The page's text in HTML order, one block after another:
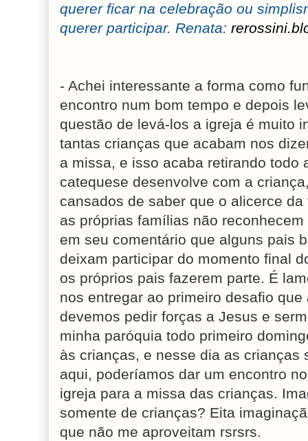
querer ficar na celebração ou
querer participar. Renata:
- Achei interessante a forma como
encontro num bom tempo e depois
questão de levá-los a igreja é muito
tantas crianças que acabam nos
a missa, e isso acaba retirando todo
catequese desenvolve com a
cansados de saber que o alicerce
as próprias famílias não
em seu comentário que alguns pais
deixam participar do momento final
os próprios pais fazerem parte. É
nos entregar ao primeiro desafio
devemos pedir forças a Jesus e
minha paróquia todo primeiro
às crianças, e nesse dia as crianças
aqui, poderíamos dar um encontro
igreja para a missa das crianças.
somente de crianças? Eita
que não me aproveitam rsrsrs.